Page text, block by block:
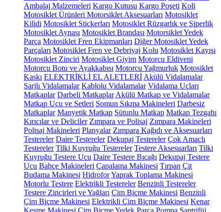
Ambalaj Malzemeleri Kargo Kutusu Kargo Poşeti Koli
Motosiklet Ürünleri Motorsiklet Aksesuarları Motosiklet
Kilidi Motosiklet Stickerları Motosiklet Rüzgarlık ve Siperlik
Motosiklet Aynası Motosiklet Brandası Motorsiklet Yedek
Parça Motosiklet Fren Ekipmanları Diğer Motosiklet Yedek
Parçaları Motosiklet Fren ve Debriyaj Kolu Motosiklet Kayışı
Motosiklet Zinciri Motosiklet Giyim Motorcu Eldiveni
Motorcu Botu ve Ayakkabısı Motorcu Yağmurluk Motosiklet
Kaskı ELEKTRİKLİ EL ALETLERİ Akülü Vidalamalar
Şarjlı Vidalamalar Kablolu Vidalamalar Vidalama Uçları
Matkaplar Darbeli Matkaplar Akülü Matkap ve Vidalamalar
Matkap Ucu ve Setleri Somun Sıkma Makineleri Darbesiz
Matkaplar Manyetik Matkap Sütunlu Matkap Matkap Tezgahı
Kırıcılar ve Deliciler Zımpara ve Polisaj Zımpara Makineleri
Polisaj Makineleri Planyalar Zımpara Kağıdı ve Aksesuarları
Testereler Daire Testereler Dekupaj Testereler Çok Amaçlı
Testereler Tilki Kuyruğu Testereler Testere Aksesuarları Tilki
Kuyruğu Testere Ucu Daire Testere Bıçağı Dekupaj Testere
Ucu Bahçe Makineleri Çapalama Makinesi Tırpan Çit
Budama Makinesi HidroforYaprak Toplama Makinesi
Motorlu Testere Elektrikli Testereler Benzinli Testereler
Testere Zincirleri ve Yağları Çim Biçme Makinesi Benzinli
Çim Biçme Makinesi Elektrikli Çim Biçme Makinesi Kenar
Kesme Makinesi Çim Biçme Yedek Parça Pompa Santrifüj